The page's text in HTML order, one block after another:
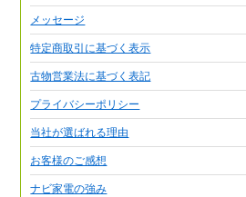
メッセージ
特定商取引に基づく表示
古物営業法に基づく表記
プライバシーポリシー
当社が選ばれる理由
お客様のご感想
ナビ家電の強み